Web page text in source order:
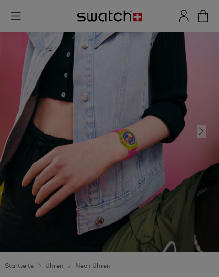
Startseite Uhren Neon Uhren